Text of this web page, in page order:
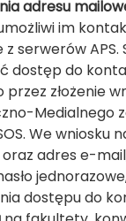
adresu
im
z serwerów
dostęp do
złożenie
Medialnego
We wniosku
oraz adres e-
dostępu do